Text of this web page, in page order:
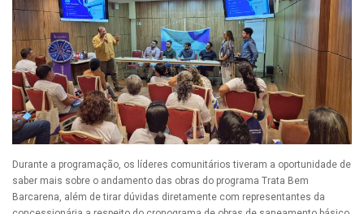
Durante a programação, os líderes comunitários tiveram a oportunidade de
saber mais sobre o andamento das obras do programa Trata Bem
Barcarena, além de tirar dúvidas diretamente com representantes da